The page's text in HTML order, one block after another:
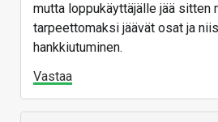
mutta loppukäyttäjälle jää sitten
tarpeettomaksi jäävät osat ja
hankkiutuminen.
Vastaa